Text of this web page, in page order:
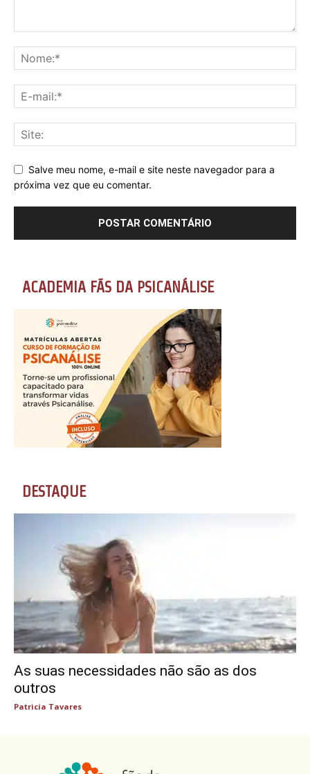
Salve meu nome, e-mail e site neste navegador para a
próxima vez que eu comentar.
ACADEMIA FÃS DA PSICANÁLISE
DESTAQUE
As suas necessidades não são as dos
outros
Patricia Tavares